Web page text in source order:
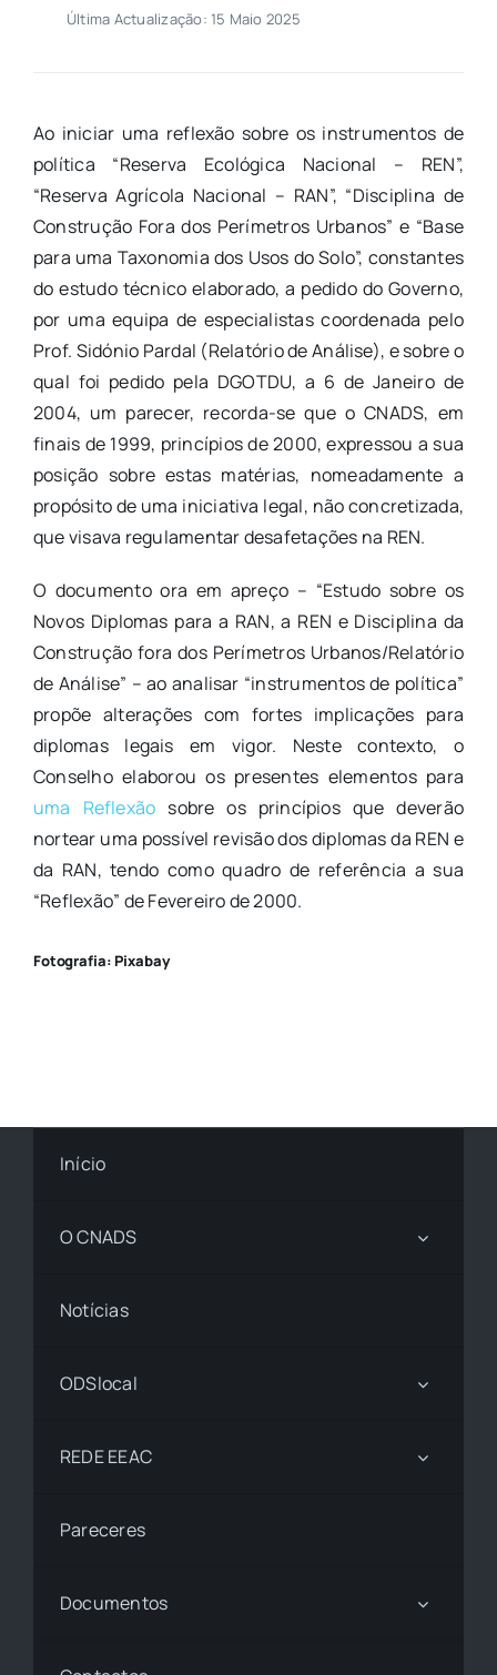
Última Actualização: 15 Maio 2025
Ao iniciar uma reflexão sobre os instrumentos de
política “Reserva Ecológica Nacional – REN”,
“Reserva Agrícola Nacional – RAN”, “Disciplina de
Construção Fora dos Perímetros Urbanos” e “Base
para uma Taxonomia dos Usos do Solo”, constantes
do estudo técnico elaborado, a pedido do Governo,
por uma equipa de especialistas coordenada pelo
Prof. Sidónio Pardal (Relatório de Análise), e sobre o
qual foi pedido pela DGOTDU, a 6 de Janeiro de
2004, um parecer, recorda-se que o CNADS, em
finais de 1999, princípios de 2000, expressou a sua
posição sobre estas matérias, nomeadamente a
propósito de uma iniciativa legal, não concretizada,
que visava regulamentar desafetações na REN.
O documento ora em apreço – “Estudo sobre os
Novos Diplomas para a RAN, a REN e Disciplina da
Construção fora dos Perímetros Urbanos/Relatório
de Análise” – ao analisar “instrumentos de política”
propõe alterações com fortes implicações para
diplomas legais em vigor. Neste contexto, o
Conselho elaborou os presentes elementos para
uma Reflexão sobre os princípios que deverão
nortear uma possível revisão dos diplomas da REN e
da RAN, tendo como quadro de referência a sua
“Reflexão” de Fevereiro de 2000.
Fotografia: Pixabay
Início
O CNADS
Notícias
ODSlocal
REDE EEAC
Pareceres
Documentos